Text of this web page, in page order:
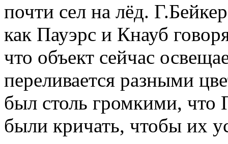
почти сел на лёд.
как Пауэрс и Кнауб
что объект сейчас
переливается разными
был столь громкими,
были кричать, чтобы их